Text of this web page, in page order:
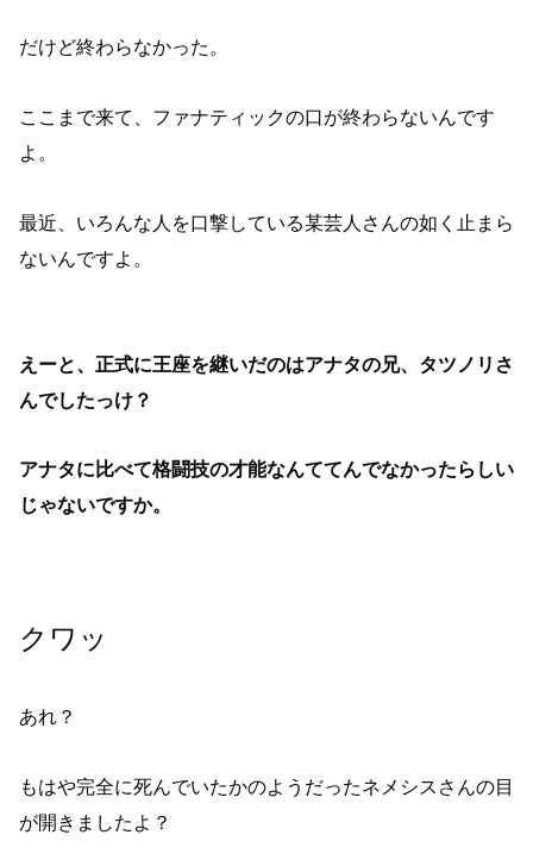
だけど終わらなかった。
ここまで来て、ファナティックの口が終わらないんです
よ。
最近、いろんな人を口撃している某芸人さんの如く止まら
ないんですよ。
えーと、正式に王座を継いだのはアナタの兄、タツノリさ
んでしたっけ？
アナタに比べて格闘技の才能なんててんでなかったらしい
じゃないですか。
クワッ
あれ？
もはや完全に死んでいたかのようだったネメシスさんの目
が開きましたよ？